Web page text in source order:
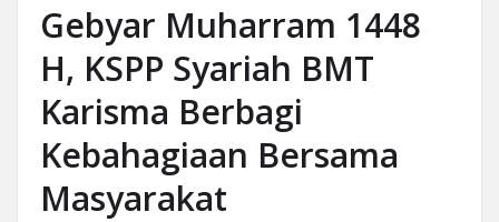
Gebyar Muharram 1448
H, KSPP Syariah BMT
Karisma Berbagi
Kebahagiaan Bersama
Masyarakat